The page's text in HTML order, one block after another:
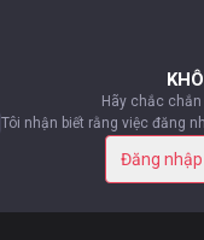
Hãy chắc
Tôi nhận biết rằng việc đăng
Đăng nhập